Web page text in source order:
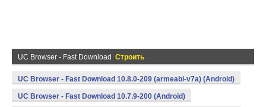
UC Browser - Fast Download Строить
UC Browser - Fast Download 10.8.0-209 (armeabi-v7a) (Android)
UC Browser - Fast Download 10.7.9-200 (Android)